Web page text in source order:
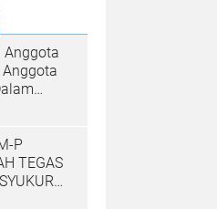
Anggota
Anggota
P
TEGAS